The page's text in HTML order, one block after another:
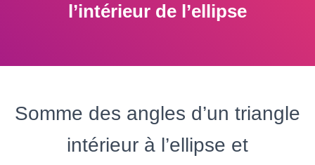
l’intérieur de l’ellipse
Somme des angles d’un triangle
intérieur à l’ellipse et